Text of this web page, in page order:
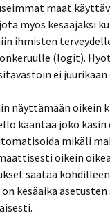
maat
myös kesäajaksi
ihmisten
(logit).
ei juurikaan
näyttämään oikein
kääntää joko käsin
mikäli
oikein
säätää
kesäaika